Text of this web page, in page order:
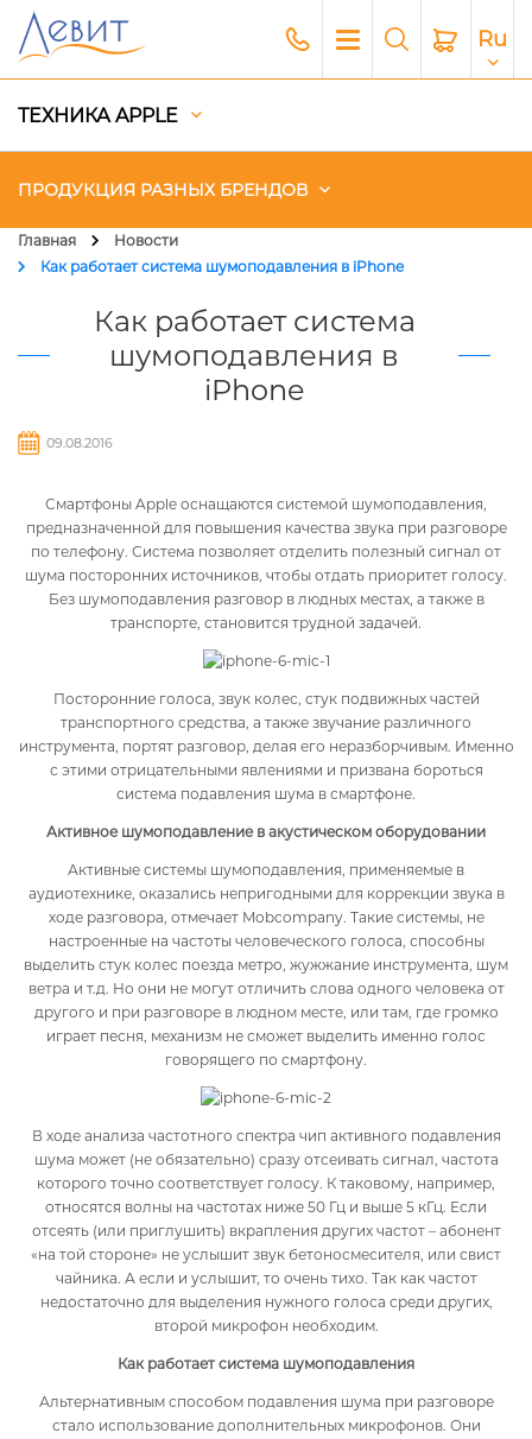
Ru
ТЕХНИКА APPLE
ПРОДУКЦИЯ РАЗНЫХ БРЕНДОВ
Чехлы
Акустика
Генераторы и Зарядные
Гаджеты
Платный сервис Apple
Главная
Новости
Как работает система шумоподавления в iPhone
Как работает система
шумоподавления в
iPhone
09.08.2016
Смартфоны Apple оснащаются системой шумоподавления,
предназначенной для повышения качества звука при разговоре
по телефону. Система позволяет отделить полезный сигнал от
шума посторонних источников, чтобы отдать приоритет голосу.
Без шумоподавления разговор в людных местах, а также в
транспорте, становится трудной задачей.
Посторонние голоса, звук колес, стук подвижных частей
транспортного средства, а также звучание различного
инструмента, портят разговор, делая его неразборчивым. Именно
с этими отрицательными явлениями и призвана бороться
система подавления шума в смартфоне.
Активное шумоподавление в акустическом оборудовании
Активные системы шумоподавления, применяемые в
аудиотехнике, оказались непригодными для коррекции звука в
ходе разговора, отмечает Mobcompany. Такие системы, не
настроенные на частоты человеческого голоса, способны
выделить стук колес поезда метро, жужжание инструмента, шум
ветра и т.д. Но они не могут отличить слова одного человека от
другого и при разговоре в людном месте, или там, где громко
играет песня, механизм не сможет выделить именно голос
говорящего по смартфону.
В ходе анализа частотного спектра чип активного подавления
шума может (не обязательно) сразу отсеивать сигнал, частота
которого точно соответствует голосу. К таковому, например,
относятся волны на частотах ниже 50 Гц и выше 5 кГц. Если
отсеять (или приглушить) вкрапления других частот – абонент
«на той стороне» не услышит звук бетоносмесителя, или свист
чайника. А если и услышит, то очень тихо. Так как частот
недостаточно для выделения нужного голоса среди других,
второй микрофон необходим.
Как работает система шумоподавления
Альтернативным способом подавления шума при разговоре
стало использование дополнительных микрофонов. Они